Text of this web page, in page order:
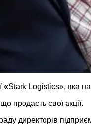
«Stark Logistics»,
продасть свої акції.
директорів